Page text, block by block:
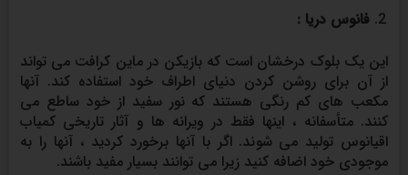
فانوس دریا :
این یک بلوک درخشان است که بازیکن در ماین کرافت می تواند
از آن برای روشن کردن دنیای اطراف خود استفاده کند. آنها
مکعب های کم رنگی هستند که نور سفید از خود ساطع می
کنند. متأسفانه ، اینها فقط در ویرانه ها و آثار تاریخی کمیاب
اقیانوس تولید می شوند. اگر با آنها برخورد کردید ، آنها را به
موجودی خود اضافه کنید زیرا می توانند بسیار مفید باشند.